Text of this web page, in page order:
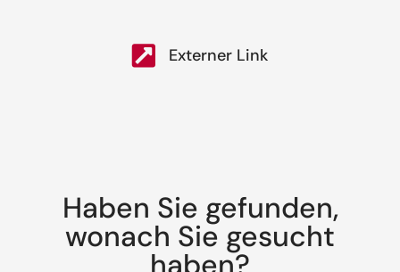
Externer Link
Haben Sie gefunden,
wonach Sie gesucht